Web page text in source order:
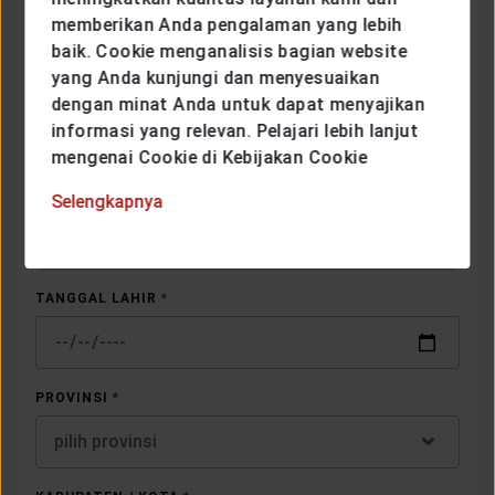
Pilih jenis kelamin
EMAIL*
NOMOR TELEPON
TANGGAL LAHIR *
PROVINSI *
pilih provinsi
memberikan Anda pengalaman yang lebih
baik. Cookie menganalisis bagian website
yang Anda kunjungi dan menyesuaikan
dengan minat Anda untuk dapat menyajikan
informasi yang relevan. Pelajari lebih lanjut
mengenai Cookie di Kebijakan Cookie
Selengkapnya